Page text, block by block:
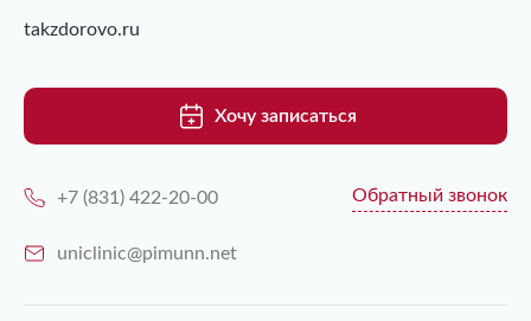
takzdorovo.ru
Хочу записаться
+7 (831) 422-20-00 Обратный звонок
uniclinic@pimunn.net